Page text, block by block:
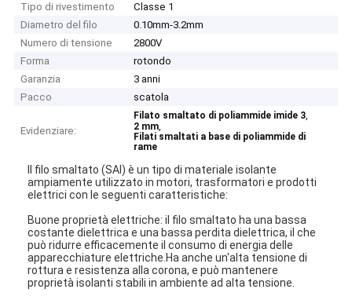
Tipo di rivestimento
Classe 1
Diametro del filo
0.10mm-3.2mm
Numero di tensione
2800V
Forma
rotondo
Garanzia
3 anni
Pacco
scatola
Evidenziare:
Filato smaltato di poliammide imide 3,
2 mm,
Filati smaltati a base di poliammide di
rame
Il filo smaltato (SAI) è un tipo di materiale isolante
ampiamente utilizzato in motori, trasformatori e prodotti
elettrici con le seguenti caratteristiche:
Buone proprietà elettriche: il filo smaltato ha una bassa
costante dielettrica e una bassa perdita dielettrica, il che
può ridurre efficacemente il consumo di energia delle
apparecchiature elettriche.Ha anche un'alta tensione di
rottura e resistenza alla corona, e può mantenere
proprietà isolanti stabili in ambiente ad alta tensione.